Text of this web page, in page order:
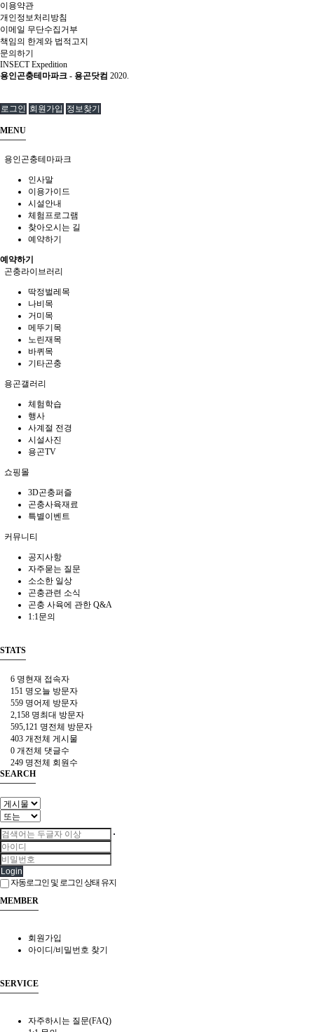
이용약관
개인정보처리방침
이메일 무단수집거부
책임의 한계와 법적고지
문의하기
INSECT Expedition
용인곤충테마파크 - 용곤닷컴 2020.
로그인 회원가입 정보찾기
MENU
용인곤충테마파크
인사말
이용가이드
시설안내
체험프로그램
찾아오시는 길
예약하기
예약하기
곤충라이브러리
딱정벌레목
나비목
거미목
메뚜기목
노린재목
바퀴목
기타곤충
용곤갤러리
체험학습
행사
사계절 전경
시설사진
용곤TV
쇼핑몰
3D곤충퍼즐
곤충사육재료
특별이벤트
커뮤니티
공지사항
자주묻는 질문
소소한 일상
곤충관련 소식
곤충 사육에 관한 Q&A
1:1문의
STATS
6 명현재 접속자
151 명오늘 방문자
559 명어제 방문자
2,158 명최대 방문자
595,121 명전체 방문자
403 개 전체 게시물
0 개 전체 댓글수
249 명전체 회원수
SEARCH
Login
자동로그인 및 로그인 상태 유지
MEMBER
회원가입
아이디/비밀번호 찾기
SERVICE
자주하시는 질문(FAQ)